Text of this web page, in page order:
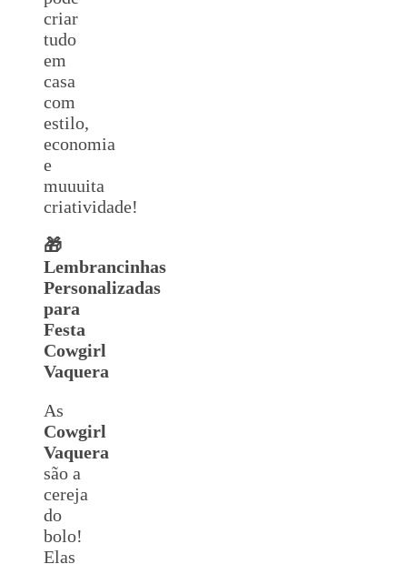
criar
tudo
em
casa
com
estilo,
economia
e
muuuita
criatividade!
🎁
Lembrancinhas
Personalizadas
para
Festa
Cowgirl
Vaquera
As
Cowgirl
Vaquera
são a
cereja
do
bolo!
Elas